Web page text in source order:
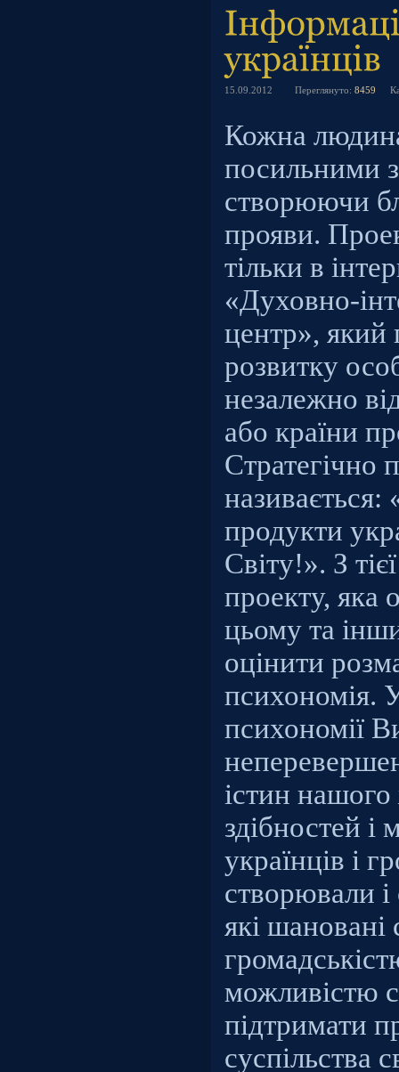
15.09.2012 Переглянуто: 8459
Кожна
посильними
створюючи
прояви.
тільки в
«Духовно-
центр», який
розвитку
незалежно
або країни
Стратегічно
називається:
продукти
Світу!». З
проекту, яка
цьому та
оцінити
психономія.
психономії
істин
здібностей і
українців і
створювали
які шановані
можливістю
підтримати
суспільства